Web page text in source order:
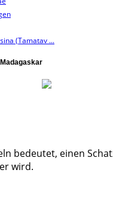
(Tamatav ...
bedeutet, einen
wird.